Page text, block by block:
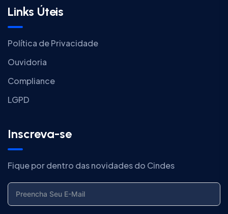
Links Úteis
Política de Privacidade
Ouvidoria
Compliance
LGPD
Inscreva-se
Fique por dentro das novidades do Cindes